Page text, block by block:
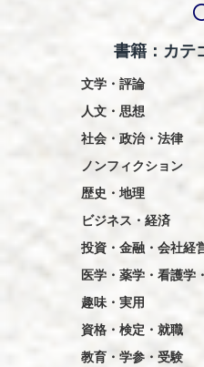
書籍：カテ
文学・評論
人文・思想
社会・政治・法律
ノンフィクション
歴史・地理
ビジネス・経済
投資・金融・会社経
医学・薬学・看護学
趣味・実用
資格・検定・就職
教育・学参・受験